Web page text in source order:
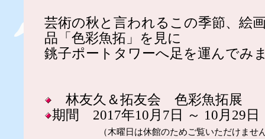
芸術の秋と言われるこの季節、絵
品「色彩魚拓」を見に
銚子ポートタワーへ足を運んでみ
林友久＆拓友会 色彩魚拓展
期間 2017年10月7日 ～ 10月29日
（木曜日は休館のためご覧いただけませ